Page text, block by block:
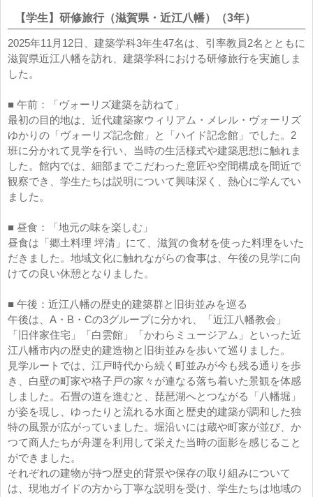
【学生】研修旅行（滋賀県・近江八幡）（3年）
2025年11月12日、建築学科3年生47名は、引率教員2名とともに
滋賀県近江八幡を訪れ、建築学科における研修旅行を実施しま
した。
■ 午前：「ヴォーリズ建築を訪ねて」
最初の目的地は、近代建築家ウィリアム・メレル・ヴォーリズ
ゆかりの「ヴォーリズ記念館」と「ハイド記念館」でした。2
班に分かれて見学を行い、当時の生活様式や建築思想に触れま
した。館内では、細部までこだわった意匠や空間構成を間近で
観察でき、学生たちは説明について興味深く、熱心に学んでい
ました。
■ 昼食：「地元の味を楽しむ」
昼食は「郷土料理 坪清」にて、滋賀の食材を使った料理をいた
だきました。地域文化に触れながらの食事は、午後の見学に向
けての良い休憩となりました。
■ 午後：近江八幡の歴史的建築群と旧街並みを巡る
午後は、A・B・Cの3グループに分かれ、「近江八幡教会」
「旧伴家住宅」「白雲館」「かわらミュージアム」といった近
江八幡市内の歴史的建造物と旧街並みを歩いて巡りました。
見学ルートでは、江戸時代から続く町並みが今も残る通りを歩
き、白壁の町家や格子戸の家々が連なる落ち着いた景観を体感
しました。石畳の道を進むと、琵琶湖へとつながる「八幡堀」
が姿を現し、ゆったりと流れる水面と歴史的建築が調和した独
特の風景が広がっていました。堀沿いには蔵や町家が並び、か
つて商人たちが舟運を利用して栄えた当時の面影を感じること
ができました。
それぞれの建物が持つ歴史的背景や保存の取り組みについて
は、現地ガイドの方から丁寧な説明を受け、学生たちは地域の